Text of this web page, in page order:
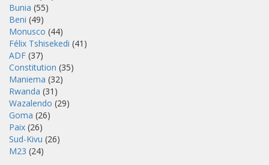
Bunia (55)
Beni (49)
Monusco (44)
Félix Tshisekedi (41)
ADF (37)
Constitution (35)
Maniema (32)
Rwanda (31)
Wazalendo (29)
Goma (26)
Paix (26)
Sud-Kivu (26)
M23 (24)